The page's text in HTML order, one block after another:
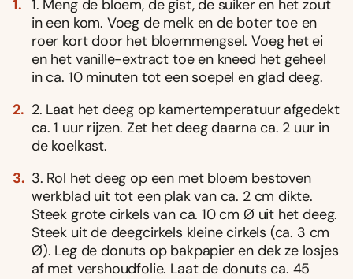
1. Meng de bloem, de gist, de suiker en het zout
in een kom. Voeg de melk en de boter toe en
roer kort door het bloemmengsel. Voeg het ei
en het vanille-extract toe en kneed het geheel
in ca. 10 minuten tot een soepel en glad deeg.
2. Laat het deeg op kamertemperatuur afgedekt
ca. 1 uur rijzen. Zet het deeg daarna ca. 2 uur in
de koelkast.
3. Rol het deeg op een met bloem bestoven
werkblad uit tot een plak van ca. 2 cm dikte.
Steek grote cirkels van ca. 10 cm Ø uit het deeg.
Steek uit de deegcirkels kleine cirkels (ca. 3 cm
Ø). Leg de donuts op bakpapier en dek ze losjes
af met vershoudfolie. Laat de donuts ca. 45